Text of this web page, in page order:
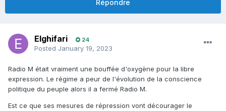
Répondre
Elghifari 24
Posted January 19, 2023
Radio M était vraiment une bouffée d'oxygène pour la libre
expression. Le régime a peur de l'évolution de la conscience
politique du peuple alors il a fermé Radio M.
Est ce que ses mesures de répression vont décourager le